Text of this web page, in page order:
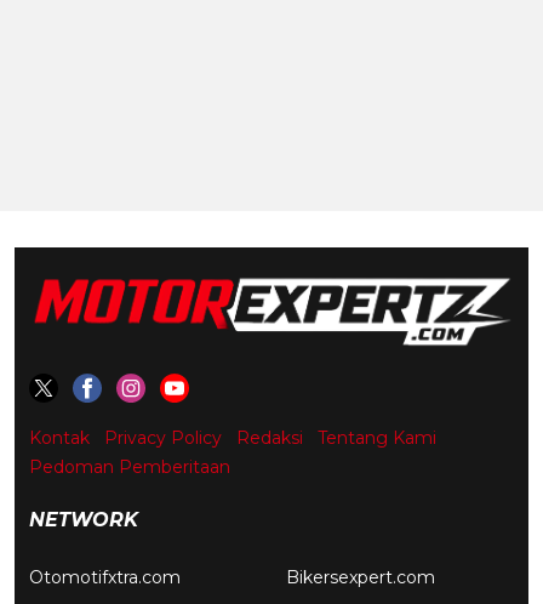
Kontak Privacy Policy Redaksi
Tentang Kami
Pedoman Pemberitaan
NETWORK
Otomotifxtra.com Bikersexpert.com